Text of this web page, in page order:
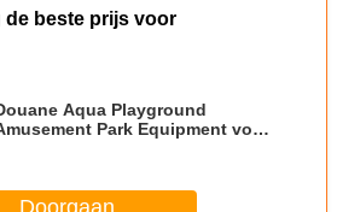
de beste prijs voor
Aqua Playground
Park Equipment voor